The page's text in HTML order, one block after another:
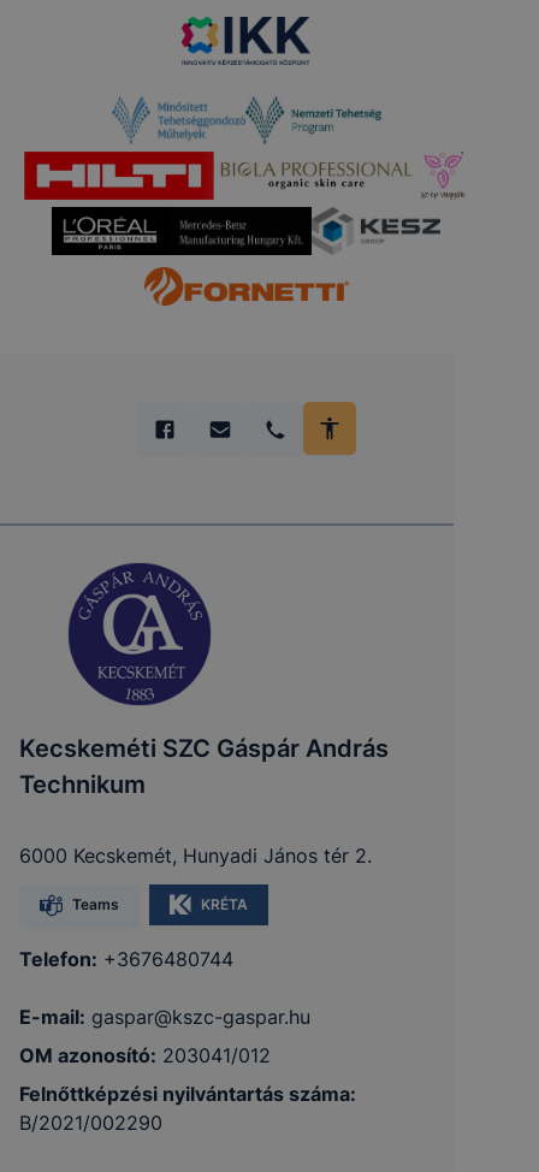
Kecskeméti SZC Gáspár András
Technikum
6000 Kecskemét, Hunyadi János tér 2.
Teams KRÉTA
Telefon: +3676480744
E-mail: gaspar@kszc-gaspar.hu
OM azonosító: 203041/012
Felnőttképzési nyilvántartás száma:
B/2021/002290